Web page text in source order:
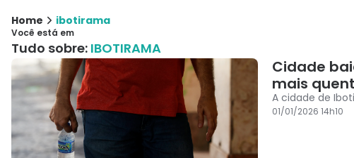
Home ibotirama
Você está em
Tudo sobre: IBOTIRAMA
Cidade
mais
A cidade de
01/01/2026 14h10